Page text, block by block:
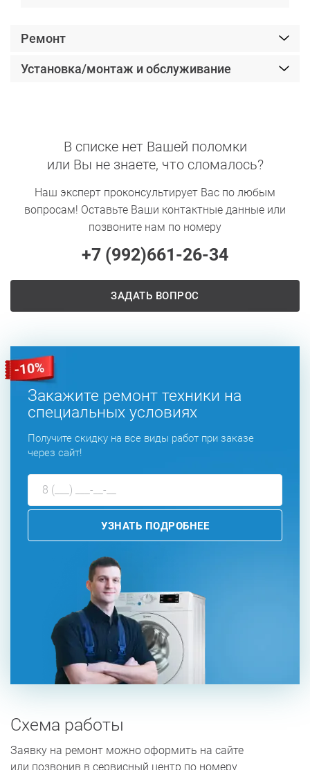
Ремонт
Установка/монтаж и обслуживание
В списке нет Вашей поломки
или Вы не знаете, что сломалось?
Наш эксперт проконсультирует Вас по любым
вопросам! Оставьте Ваши контактные данные или
позвоните нам по номеру
+7 (992)661-26-34
ЗАДАТЬ ВОПРОС
Закажите ремонт техники на
специальных условиях
Получите скидку на все виды работ при заказе
через сайт!
УЗНАТЬ ПОДРОБНЕЕ
Схема работы
Заявку на ремонт можно оформить на сайте
или позвонив в сервисный центр по номеру